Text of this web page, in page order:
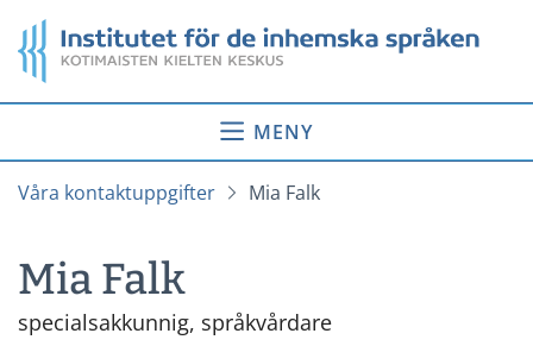
till
innehåll
Startsida
MENY
Våra kontaktuppgifter Mia Falk
Mia Falk
specialsakkunnig, språkvårdare